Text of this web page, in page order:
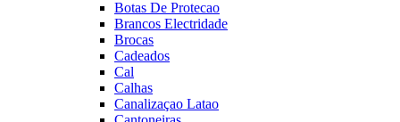
Botas De Protecao
Brancos Electridade
Brocas
Cadeados
Cal
Calhas
Canalizaçao Latao